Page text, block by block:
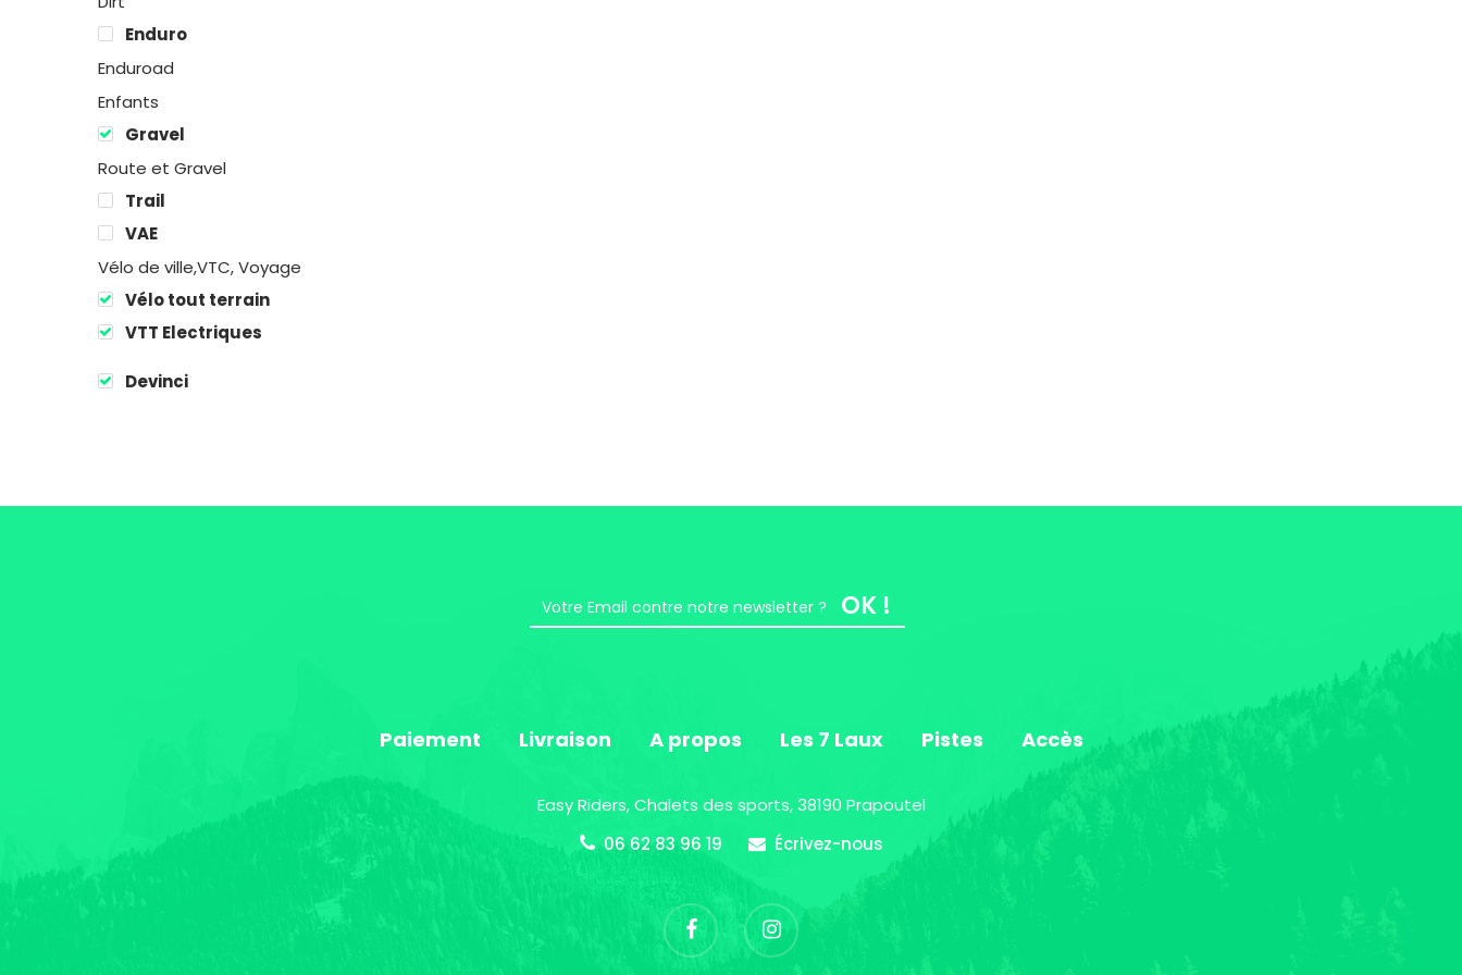
Enduro
Enduroad
Enfants
Gravel
Route et Gravel
Trail
VAE
Vélo de ville,VTC, Voyage
Vélo tout terrain
VTT Electriques
Devinci
OK !
Paiement Livraison A propos Les 7 Laux Pistes Accès
Easy Riders, Chalets des sports, 38190 Prapoutel
06 62 83 96 19
Écrivez-nous